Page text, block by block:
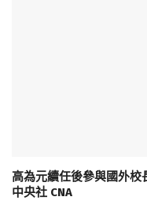
高為元續任後參與國外
中央社 CNA